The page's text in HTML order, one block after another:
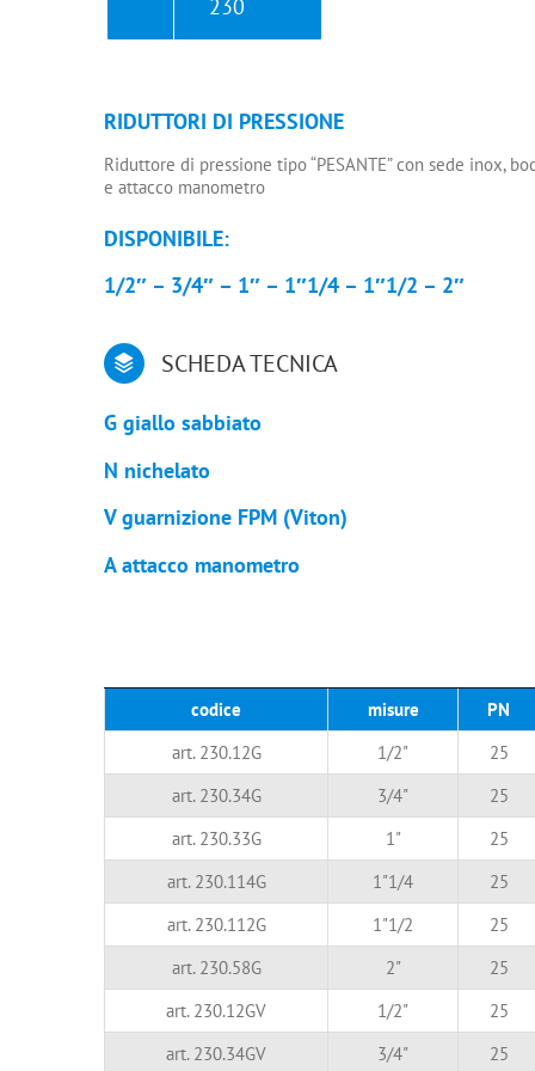
230
RIDUTTORI DI PRESSIONE
Riduttore di pressione tipo “PESANTE” con sede inox,
e attacco manometro
DISPONIBILE:
1/2″ – 3/4″ – 1″ – 1″1/4 – 1″1/2 – 2″
SCHEDA TECNICA
G giallo sabbiato
N nichelato
V guarnizione FPM (Viton)
A attacco manometro
codice misure
PN
art. 230.12G
1/2"
25
art. 230.34G
3/4"
25
art. 230.33G
1"
25
art. 230.114G
1"1/4
25
art. 230.112G
1"1/2
25
art. 230.58G
2"
25
art. 230.12GV
1/2"
25
art. 230.34GV
3/4" 25